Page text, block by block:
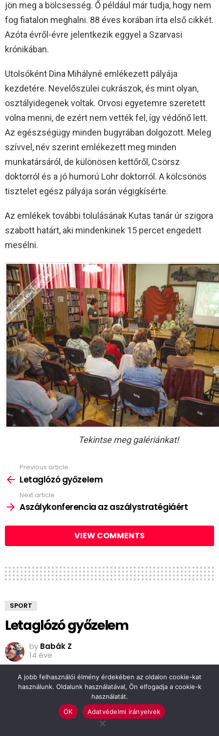
jön meg a bölcsesség. Ő például már tudja, hogy nem
fog fiatalon meghalni. 88 éves korában írta első cikkét.
Azóta évről-évre jelentkezik eggyel a Szarvasi
krónikában.
Utolsóként Dina Mihályné emlékezett pályája
kezdetére. Nevelőszülei cukrászok, és mint olyan,
osztályidegenek voltak. Orvosi egyetemre szeretett
volna menni, de ezért nem vették fel, így védőnő lett.
Az egészségügy minden bugyrában dolgozott. Meleg
szívvel, név szerint emlékezett meg minden
munkatársáról, de különösen kettőről, Csörsz
doktorról és a jó humorú Lohr doktorról. A kölcsönös
tisztelet egész pályája során végigkísérte.
Az emlékek további tolulásának Kutas tanár úr szigora
szabott határt, aki mindenkinek 15 percet engedett
mesélni.
Tekintse meg galériánkat!
more
Previous article
Letaglózó győzelem
Next article
Aszálykonferencia az aszálystratégiáért
VIEW COMMENTS
SPORT
Letaglózó győzelem
by Babák Z
14 éve
A jobb felhasználói élmény érdekében az oldalon cookie-kat
használunk. Oldalunk használatával, Ön elfogadja a cookie-k
használatát.
OK
Adatvédelmi irányelvek